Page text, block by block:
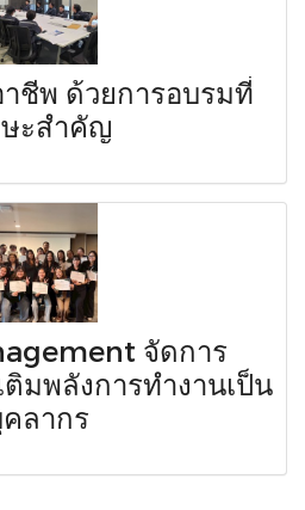
ชีพ ด้วยการอบรมที่
ะสำคัญ
จัดการ
มพลังการทำงานเป็น
ลากร